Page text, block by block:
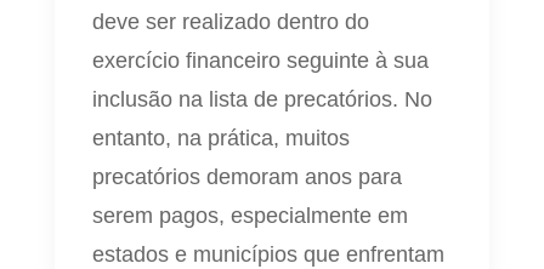
deve ser realizado dentro do
exercício financeiro seguinte à sua
inclusão na lista de precatórios. No
entanto, na prática, muitos
precatórios demoram anos para
serem pagos, especialmente em
estados e municípios que enfrentam